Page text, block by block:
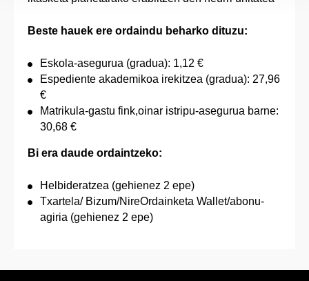
Beste hauek ere ordaindu beharko dituzu:
Eskola-asegurua (gradua): 1,12 €
Espediente akademikoa irekitzea (gradua): 27,96
€
Matrikula-gastu fink,oinar istripu-asegurua barne:
30,68 €
Bi era daude ordaintzeko:
Helbideratzea (gehienez 2 epe)
Txartela/ Bizum/NireOrdainketa Wallet/abonu-
agiria (gehienez 2 epe)